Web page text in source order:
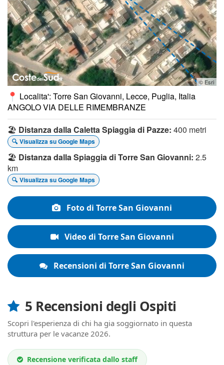
© Esri
Localita': Torre San Giovanni, Lecce, Puglia, Italia
ANGOLO VIA DELLE RIMEMBRANZE
🏖️ Distanza dalla Caletta Spiaggia di Pazze: 400 metri
🔍 Visualizza su Google Maps
🏖️ Distanza dalla Spiaggia di Torre San Giovanni: 2.5
km
🔍 Visualizza su Google Maps
Foto di Torre San Giovanni
Video di Torre San Giovanni
Recensioni di Torre San Giovanni
5 Recensioni degli Ospiti
Scopri l'esperienza di chi ha gia soggiornato in questa
struttura per le vacanze 2026.
Recensione verificata dallo staff